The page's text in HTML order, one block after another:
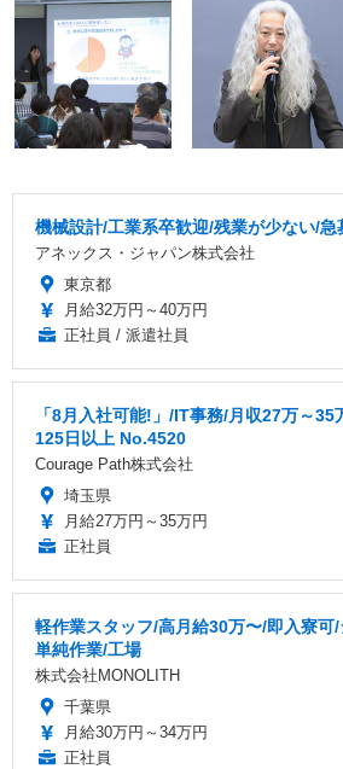
機械設計/工業系卒歓迎/残業が少ない/急
アネックス・ジャパン株式会社
東京都
月給32万円～40万円
正社員 / 派遣社員
「8月入社可能!」/IT事務/月収27万～35
125日以上 No.4520
Courage Path株式会社
埼玉県
月給27万円～35万円
正社員
軽作業スタッフ/高月給30万〜/即入寮可
単純作業/工場
株式会社MONOLITH
千葉県
月給30万円～34万円
正社員